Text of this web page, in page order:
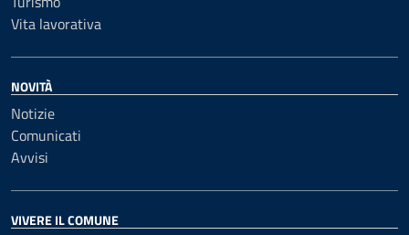
Vita lavorativa
NOVITÀ
Notizie
Comunicati
Avvisi
VIVERE IL COMUNE